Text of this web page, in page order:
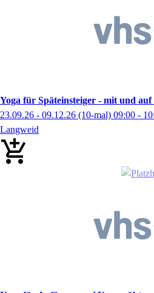
Yoga für Späteinsteiger - mit und auf
23.09.26 - 09.12.26 (10-mal) 09:00 -
Langweid